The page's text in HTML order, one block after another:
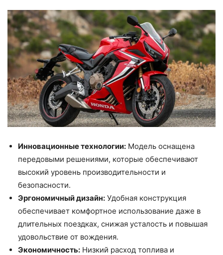
Инновационные технологии: Модель оснащена
передовыми решениями, которые обеспечивают
высокий уровень производительности и
безопасности.
Эргономичный дизайн: Удобная конструкция
обеспечивает комфортное использование даже в
длительных поездках, снижая усталость и повышая
удовольствие от вождения.
Экономичность: Низкий расход топлива и